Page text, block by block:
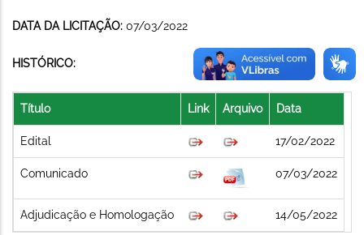
DATA DA LICITAÇÃO: 07/03/2022
HISTÓRICO:
Título Link Arquivo Data
Edital 17/02/2022
Comunicado 07/03/2022
Adjudicação e Homologação 14/05/2022